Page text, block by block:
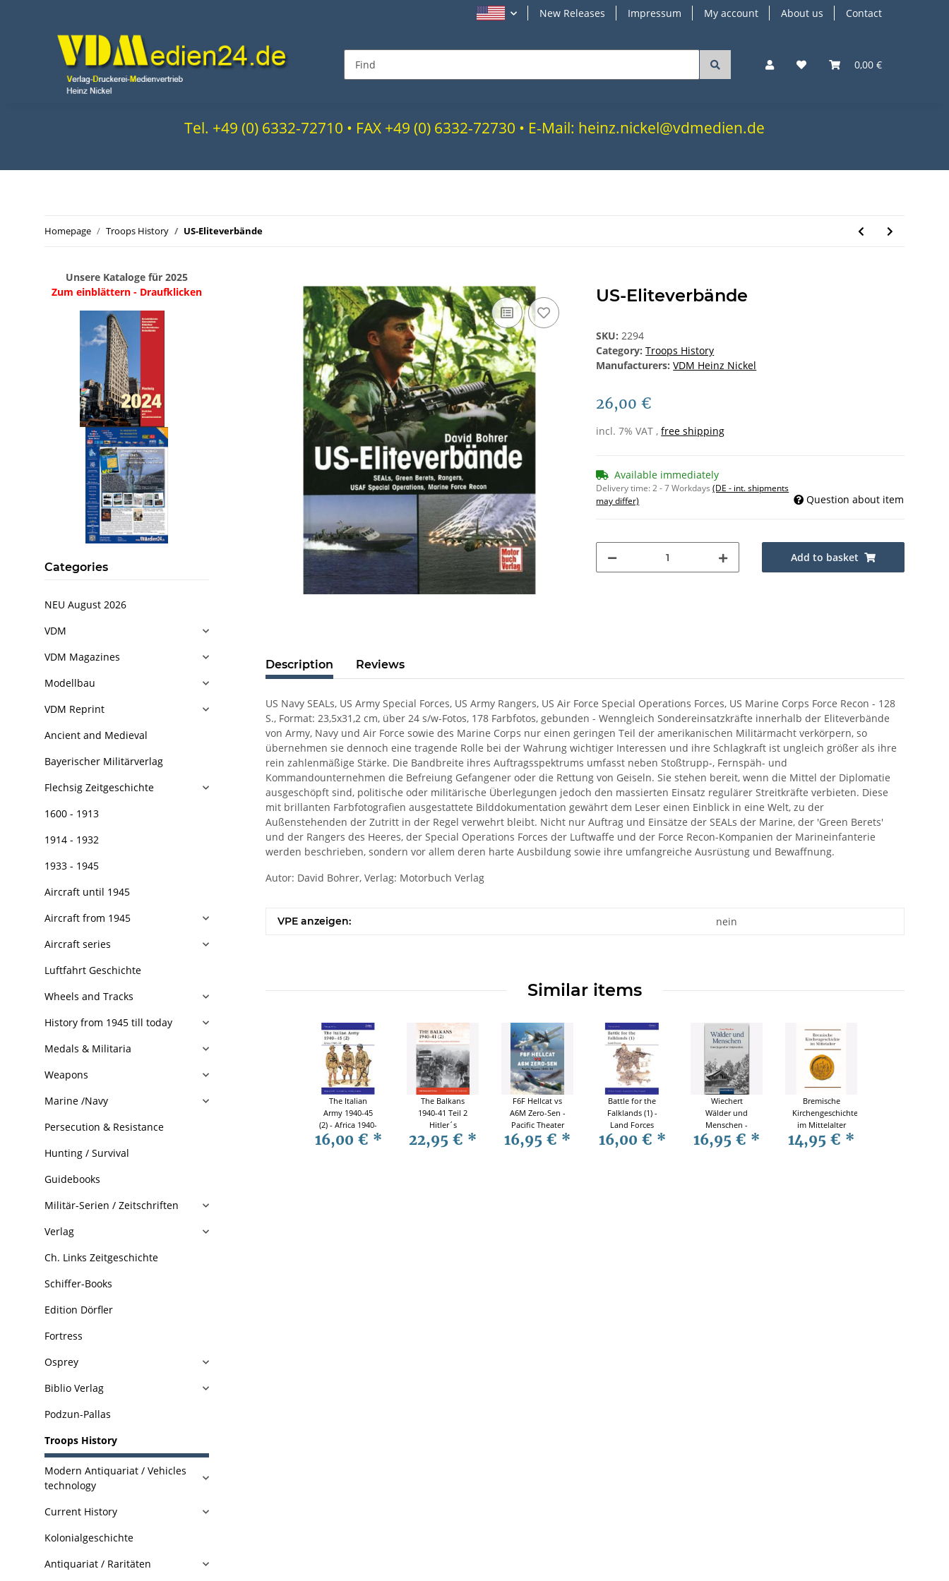
New Releases Impressum My account About us Contact
0,00 €
Tel. +49 (0) 6332-72710 • FAX +49 (0) 6332-72730 • E-Mail: heinz.nickel@vdmedien.de
Homepage Troops History US-Eliteverbände
US-Eliteverbände
SKU:2294
Category:Troops History
Manufacturers: VDM Heinz Nickel
26,00 €
incl. 7% VAT ,free shipping
Available immediately
Delivery time:2 - 7 Workdays(DE - int. shipments
may differ)
Question about item
Add to basket
Description Reviews
US Navy SEALs, US Army Special Forces, US Army Rangers, US Air Force Special Operations Forces, US Marine Corps Force Recon - 128
S., Format: 23,5x31,2 cm, über 24 s/w-Fotos, 178 Farbfotos, gebunden - Wenngleich Sondereinsatzkräfte innerhalb der Eliteverbände
von Army, Navy und Air Force sowie des Marine Corps nur einen geringen Teil der amerikanischen Militärmacht verkörpern, so
übernehmen sie dennoch eine tragende Rolle bei der Wahrung wichtiger Interessen und ihre Schlagkraft ist ungleich größer als ihre
rein zahlenmäßige Stärke. Die Bandbreite ihres Auftragsspektrums umfasst neben Stoßtrupp-, Fernspäh- und
Kommandounternehmen die Befreiung Gefangener oder die Rettung von Geiseln. Sie stehen bereit, wenn die Mittel der Diplomatie
ausgeschöpft sind, politische oder militärische Überlegungen jedoch den massierten Einsatz regulärer Streitkräfte verbieten. Diese
mit brillanten Farbfotografien ausgestattete Bilddokumentation gewährt dem Leser einen Einblick in eine Welt, zu der
Außenstehenden der Zutritt in der Regel verwehrt bleibt. Nicht nur Auftrag und Einsätze der SEALs der Marine, der 'Green Berets'
und der Rangers des Heeres, der Special Operations Forces der Luftwaffe und der Force Recon-Kompanien der Marineinfanterie
werden beschrieben, sondern vor allem deren harte Ausbildung sowie ihre umfangreiche Ausrüstung und Bewaffnung.
Autor: David Bohrer, Verlag: Motorbuch Verlag
VPE anzeigen: nein
Similar items
The Italian
Army 1940-45
(2) - Africa 1940-
43 (MAA 349)
16,00 € *
The Balkans
1940-41 Teil 2
Hitler´s
Blitzkrieg
against
22,95 € *
F6F Hellcat vs
A6M Zero-Sen -
Pacific Theater
1943-44 (Duel
Nr. 62) - Edward
16,95 € *
Battle for the
Falklands (1) -
Land Forces
(MAA Nr. 133)
16,00 € *
Wiechert
Wälder und
Menschen -
Eine Jugend in
Ostpreußen
16,95 € *
Bremische
Kirchengeschichte
im Mittelalter
14,95 € *
Unsere Kataloge für 2025
Zum einblättern - Draufklicken
Categories
NEU August 2026
VDM
VDM Magazines
Modellbau
VDM Reprint
Ancient and Medieval
Bayerischer Militärverlag
Flechsig Zeitgeschichte
1600 - 1913
1914 - 1932
1933 - 1945
Aircraft until 1945
Aircraft from 1945
Aircraft series
Luftfahrt Geschichte
Wheels and Tracks
History from 1945 till today
Medals & Militaria
Weapons
Marine /Navy
Persecution & Resistance
Hunting / Survival
Guidebooks
Militär-Serien / Zeitschriften
Verlag
Ch. Links Zeitgeschichte
Schiffer-Books
Edition Dörfler
Fortress
Osprey
Biblio Verlag
Podzun-Pallas
Troops History
Modern Antiquariat / Vehicles
technology
Current History
Kolonialgeschichte
Antiquariat / Raritäten